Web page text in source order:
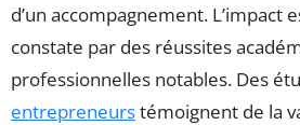
d’un accompagnement. L’impact
constate par des réussites
professionnelles notables. Des
entrepreneurstémoignent de la